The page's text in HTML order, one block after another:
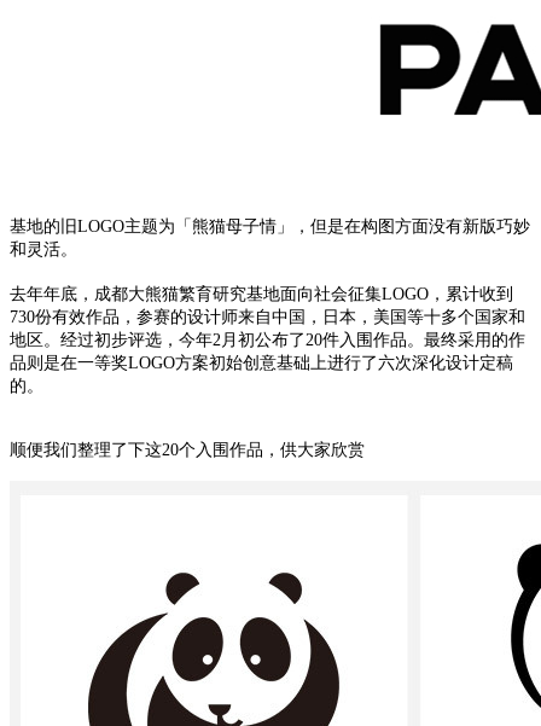
基地的旧LOGO主题为「熊猫母子情」，但是在构图方面没有新版巧妙
和灵活。
去年年底，成都大熊猫繁育研究基地面向社会征集LOGO，累计收到
730份有效作品，参赛的设计师来自中国，日本，美国等十多个国家和
地区。经过初步评选，今年2月初公布了20件入围作品。最终采用的作
品则是在一等奖LOGO方案初始创意基础上进行了六次深化设计定稿
的。
顺便我们整理了下这20个入围作品，供大家欣赏